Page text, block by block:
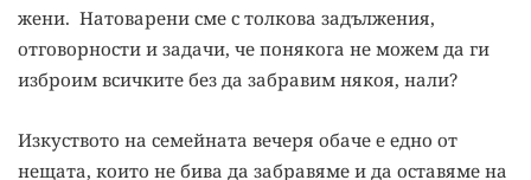
жени. Натоварени сме с толкова задължения,
отговорности и задачи, че понякога не можем да ги
изброим всичките без да забравим някоя, нали?
Изкуството на семейната вечеря обаче е едно от
нещата, които не бива да забравяме и да оставяме на